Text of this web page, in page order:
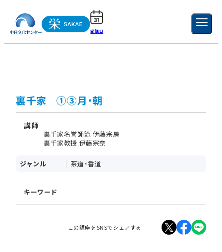
受講日 新規登録
裏千家 ①③月・朝
講師
裏千家名誉師範 伊藤宗房
裏千家教授 伊藤宗奈
ジャンル 茶道・香道
キーワード
この講座をSNSでシェアする